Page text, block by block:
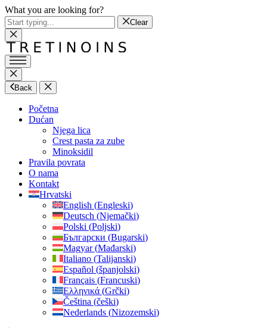
What you are looking for?
Clear
Back
Početna
Dućan
Njega lica
Crest pasta za zube
Minoksidil
Pravila povrata
O nama
Kontakt
Hrvatski
English (Engleski)
Deutsch (Njemački)
Polski (Poljski)
Български (Bugarski)
Magyar(Mađarski)
Italiano (Talijanski)
Español (španjolski)
Français (Francuski)
Ελληνικά (Grčki)
Čeština (češki)
Nederlands (Nizozemski)